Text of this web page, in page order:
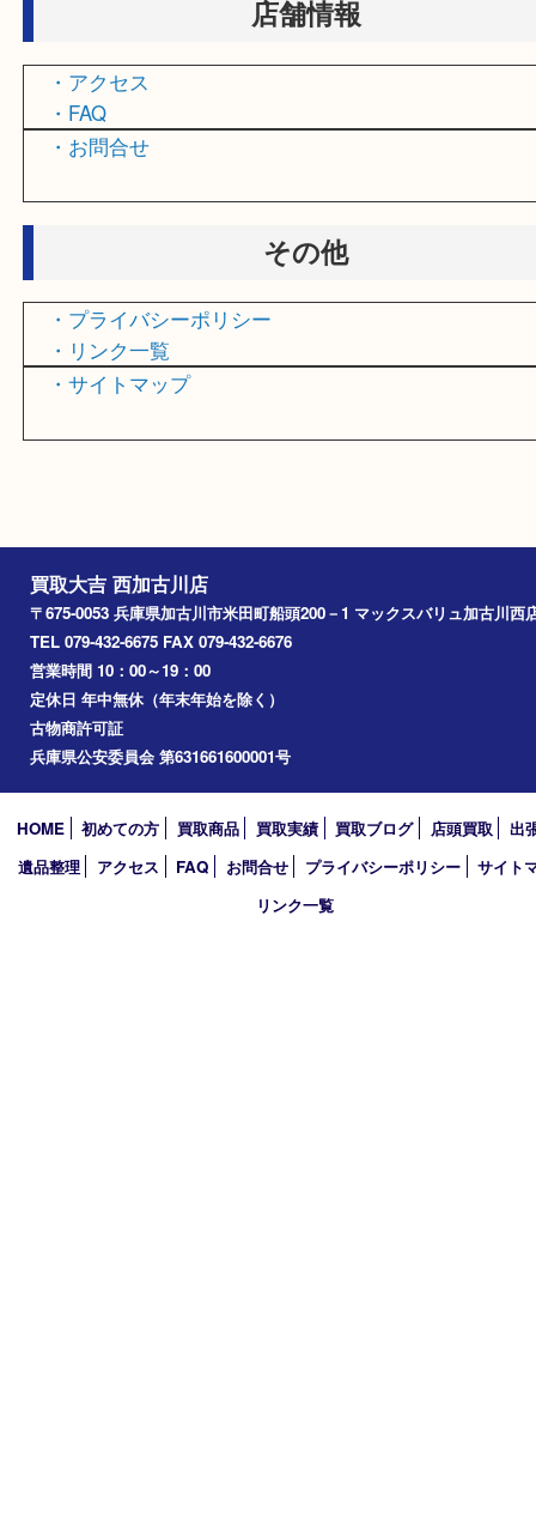
・乗馬用品買取
・オルゴール買取
・お線香買取
店舗情報
・アクセス
・FAQ
・お問合せ
・プライバシーポリシー
・リンク一覧
・サイトマップ
買取大吉 西加古川店
〒675-0053 兵庫県加古川市米田町船頭200－1 マックスバリュ